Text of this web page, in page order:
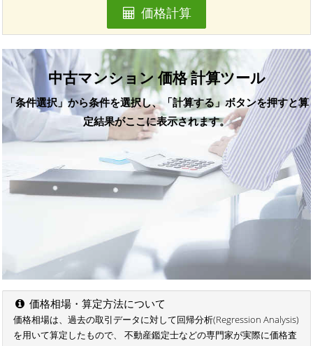
価格計算
中古マンション 価格 計算ツール
「条件選択」から条件を選択し、「計算する」ボタンを押すと算
定結果がここに表示されます。
価格相場・算定方法について
価格相場は、過去の取引データに対して回帰分析(Regression Analysis)
を用いて算定したもので、 不動産鑑定士などの専門家が実際に価格査